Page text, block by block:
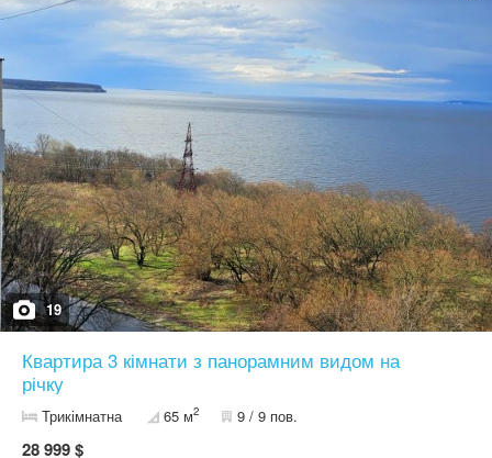
19
Квартира 3 кімнати з панорамним видом на
річку
Трикімнатна 65 м2 9 / 9 пов.
28 999 $